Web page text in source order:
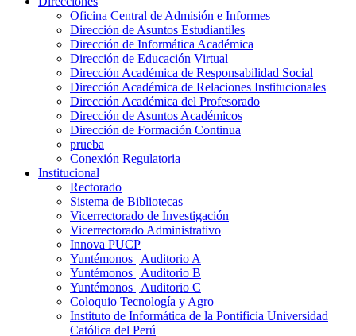
Oficina Central de Admisión e Informes
Dirección de Asuntos Estudiantiles
Dirección de Informática Académica
Dirección de Educación Virtual
Dirección Académica de Responsabilidad Social
Dirección Académica de Relaciones Institucionales
Dirección Académica del Profesorado
Dirección de Asuntos Académicos
Dirección de Formación Continua
prueba
Conexión Regulatoria
Institucional
Rectorado
Sistema de Bibliotecas
Vicerrectorado de Investigación
Vicerrectorado Administrativo
Innova PUCP
Yuntémonos | Auditorio A
Yuntémonos | Auditorio B
Yuntémonos | Auditorio C
Coloquio Tecnología y Agro
Instituto de Informática de la Pontificia Universidad
Católica del Perú